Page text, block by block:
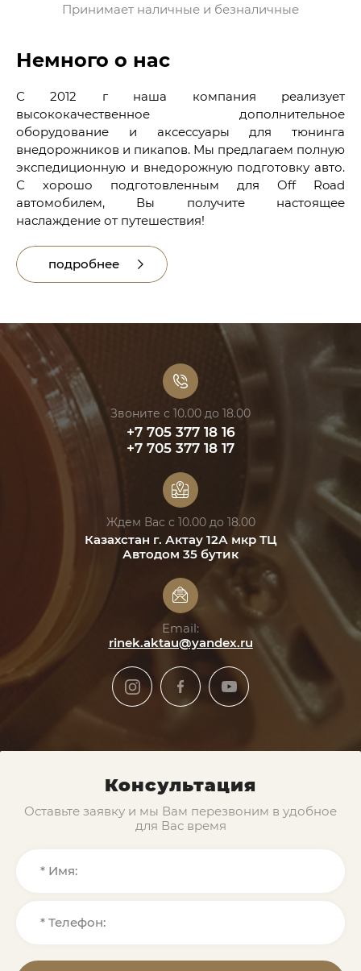
Принимает наличные и безналичные
Немного о нас
С 2012 г наша компания реализует
высококачественное дополнительное
оборудование и аксессуары для тюнинга
внедорожников и пикапов. Мы предлагаем полную
экспедиционную и внедорожную подготовку авто.
С хорошо подготовленным для Off Road
автомобилем, Вы получите настоящее
наслаждение от путешествия!
подробнее
Звоните с 10.00 до 18.00
+7 705 377 18 16
+7 705 377 18 17
Ждем Вас с 10.00 до 18.00
Казахстан г. Актау 12А мкр ТЦ
Автодом 35 бутик
Email:
rinek.aktau@yandex.ru
Консультация
Оставьте заявку и мы Вам перезвоним в удобное
для Вас время